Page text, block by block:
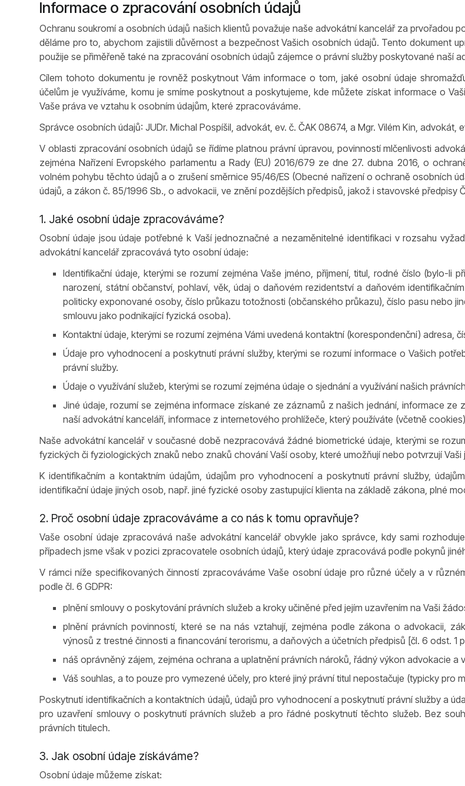
Informace o zpracování osobních údajů
Ochranu soukromí a osobních údajů našich klientů považuje naše advokátní kancelář za prvořadou
děláme pro to, abychom zajistili důvěrnost a bezpečnost Vašich osobních údajů. Tento dokument
použije se přiměřeně také na zpracování osobních údajů zájemce o právní služby poskytované naší
Cílem tohoto dokumentu je rovněž poskytnout Vám informace o tom, jaké osobní údaje
účelům je využíváme, komu je smíme poskytnout a poskytujeme, kde můžete získat informace o
Vaše práva ve vztahu k osobním údajům, které zpracováváme.
Správce osobních údajů: JUDr. Michal Pospíšil, advokát, ev. č. ČAK 08674, a Mgr. Vilém Kin, advokát,
V oblasti zpracování osobních údajů se řídíme platnou právní úpravou, povinností mlčenlivosti
zejména Nařízení Evropského parlamentu a Rady (EU) 2016/679 ze dne 27. dubna 2016, o
volném pohybu těchto údajů a o zrušení směrnice 95/46/ES (Obecné nařízení o ochraně osobních
údajů, a zákon č. 85/1996 Sb., o advokacii, ve znění pozdějších předpisů, jakož i stavovské předpisy
1. Jaké osobní údaje zpracováváme?
Osobní údaje jsou údaje potřebné k Vaší jednoznačné a nezaměnitelné identifikaci v rozsahu
advokátní kancelář zpracovává tyto osobní údaje:
Identifikační údaje, kterými se rozumí zejména Vaše jméno, příjmení, titul, rodné číslo (bylo-li
narození, státní občanství, pohlaví, věk, údaj o daňovém rezidentství a daňovém
politicky exponované osoby, číslo průkazu totožnosti (občanského průkazu), číslo pasu nebo
smlouvu jako podnikající fyzická osoba).
Kontaktní údaje, kterými se rozumí zejména Vámi uvedená kontaktní (korespondenční) adresa,
Údaje pro vyhodnocení a poskytnutí právní služby, kterými se rozumí informace o Vašich
právní služby.
Údaje o využívání služeb, kterými se rozumí zejména údaje o sjednání a využívání našich
Jiné údaje, rozumí se zejména informace získané ze záznamů z našich jednání, informace
naší advokátní kanceláří, informace z internetového prohlížeče, který používáte (včetně
Naše advokátní kancelář v současné době nezpracovává žádné biometrické údaje, kterými se
fyzických či fyziologických znaků nebo znaků chování Vaší osoby, které umožňují nebo potvrzují Vaši
K identifikačním a kontaktním údajům, údajům pro vyhodnocení a poskytnutí právní služby,
identifikační údaje jiných osob, např. jiné fyzické osoby zastupující klienta na základě zákona, plné
2. Proč osobní údaje zpracováváme a co nás k tomu opravňuje?
Vaše osobní údaje zpracovává naše advokátní kancelář obvykle jako správce, kdy sami
případech jsme však v pozici zpracovatele osobních údajů, který údaje zpracovává podle pokynů
V rámci níže specifikovaných činností zpracováváme Vaše osobní údaje pro různé účely a v
podle čl. 6 GDPR:
plnění smlouvy o poskytování právních služeb a kroky učiněné před jejím uzavřením na Vaši
plnění právních povinností, které se na nás vztahují, zejména podle zákona o advokacii,
výnosů z trestné činnosti a financování terorismu, a daňových a účetních předpisů [čl. 6 odst. 1
náš oprávněný zájem, zejména ochrana a uplatnění právních nároků, řádný výkon advokacie a
Váš souhlas, a to pouze pro vymezené účely, pro které jiný právní titul nepostačuje (typicky pro
Poskytnutí identifikačních a kontaktních údajů, údajů pro vyhodnocení a poskytnutí právní služby a
pro uzavření smlouvy o poskytnutí právních služeb a pro řádné poskytnutí těchto služeb. Bez
právních titulech.
3. Jak osobní údaje získáváme?
Osobní údaje můžeme získat: